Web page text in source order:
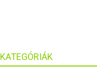
KATEGÓRIÁK